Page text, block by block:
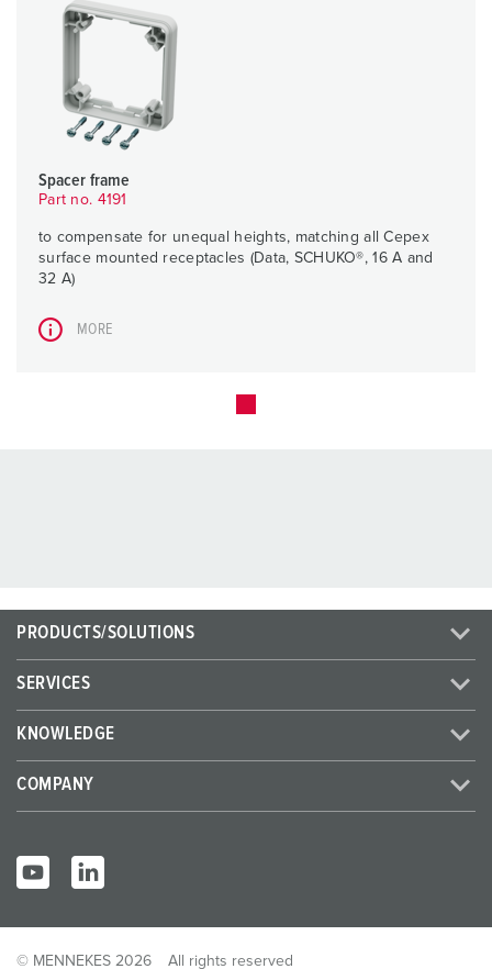
Spacer frame
Part no. 4191
to compensate for unequal heights, matching all Cepex
surface mounted receptacles (Data, SCHUKO®, 16 A and
32 A)
MORE
PRODUCTS/SOLUTIONS
SERVICES
KNOWLEDGE
COMPANY
© MENNEKES 2026 All rights reserved